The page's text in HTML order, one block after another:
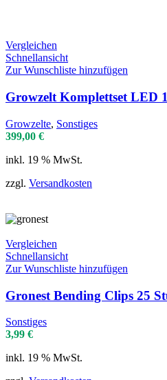
Vergleichen
Schnellansicht
Zur Wunschliste hinzufügen
Growzelt Komplettset LED
Growzelte, Sonstiges
399,00 €
inkl. 19 % MwSt.
zzgl. Versandkosten
Vergleichen
Schnellansicht
Zur Wunschliste hinzufügen
Gronest Bending Clips 25
Sonstiges
3,99 €
inkl. 19 % MwSt.